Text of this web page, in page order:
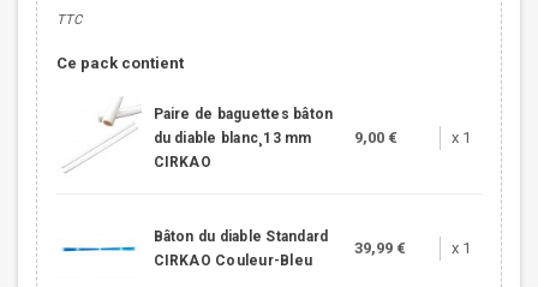
TTC
Ce pack contient
Paire de baguettes bâton
du diable blanc¸13 mm
CIRKAO
9,00 € x 1
Bâton du diable Standard
CIRKAO Couleur-Bleu
39,99 € x 1